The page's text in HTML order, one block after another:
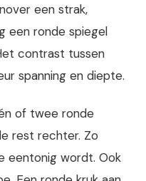
een strak,
een ronde spiegel
contrast tussen
spanning en diepte.
of twee ronde
rest rechter. Zo
eentonig wordt. Ook